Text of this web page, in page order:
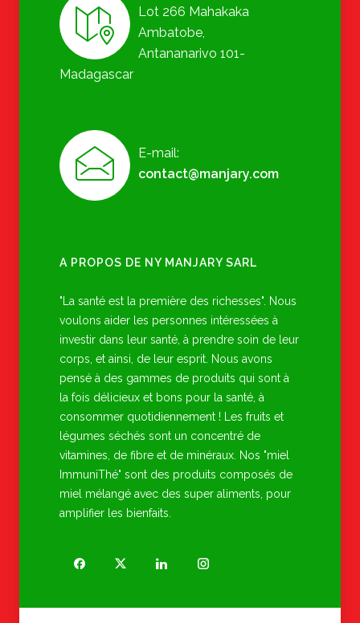
Lot 266 Mahakaka
Ambatobe,
Antananarivo 101-
Madagascar
E-mail:
contact@manjary.com
A PROPOS DE NY MANJARY SARL
"La santé est la première des richesses". Nous
voulons aider les personnes intéressées à
investir dans leur santé, à prendre soin de leur
corps, et ainsi, de leur esprit. Nous avons
pensé à des gammes de produits qui sont à
la fois délicieux et bons pour la santé, à
consommer quotidiennement ! Les fruits et
légumes séchés sont un concentré de
vitamines, de fibre et de minéraux. Nos "miel
ImmuniThé" sont des produits composés de
miel mélangé avec des super aliments, pour
amplifier les bienfaits.